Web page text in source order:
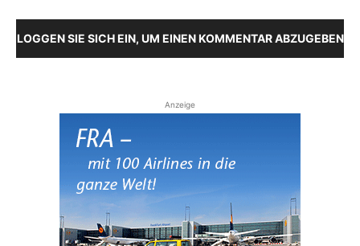
LOGGEN SIE SICH EIN, UM EINEN KOMMENTAR ABZUGEBEN
Anzeige